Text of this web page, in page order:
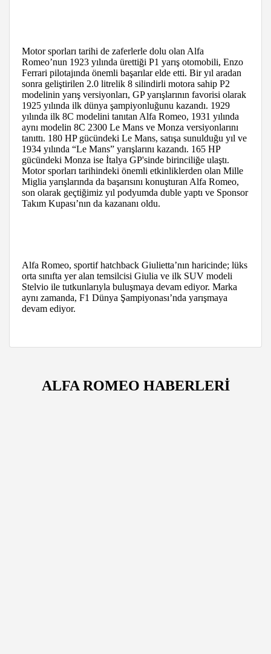
Motor sporları tarihi de zaferlerle dolu olan Alfa
Romeo’nun 1923 yılında ürettiği P1 yarış otomobili, Enzo
Ferrari pilotajında önemli başarılar elde etti. Bir yıl aradan
sonra geliştirilen 2.0 litrelik 8 silindirli motora sahip P2
modelinin yarış versiyonları, GP yarışlarının favorisi olarak
1925 yılında ilk dünya şampiyonluğunu kazandı. 1929
yılında ilk 8C modelini tanıtan Alfa Romeo, 1931 yılında
aynı modelin 8C 2300 Le Mans ve Monza versiyonlarını
tanıttı. 180 HP gücündeki Le Mans, satışa sunulduğu yıl ve
1934 yılında “Le Mans” yarışlarını kazandı. 165 HP
gücündeki Monza ise İtalya GP'sinde birinciliğe ulaştı.
Motor sporları tarihindeki önemli etkinliklerden olan Mille
Miglia yarışlarında da başarısını konuşturan Alfa Romeo,
son olarak geçtiğimiz yıl podyumda duble yaptı ve Sponsor
Takım Kupası’nın da kazananı oldu.
Alfa Romeo, sportif hatchback Giulietta’nın haricinde; lüks
orta sınıfta yer alan temsilcisi Giulia ve ilk SUV modeli
Stelvio ile tutkunlarıyla buluşmaya devam ediyor. Marka
aynı zamanda, F1 Dünya Şampiyonası’nda yarışmaya
devam ediyor.
ALFA ROMEO HABERLERİ